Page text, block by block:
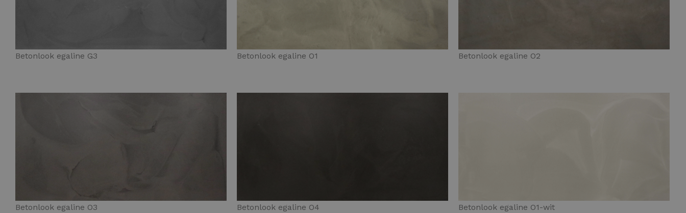
Betonlook egaline G3 Betonlook egaline O1 Betonlook egaline O2
Betonlook egaline O3 Betonlook egaline O4 Betonlook egaline O1-wit